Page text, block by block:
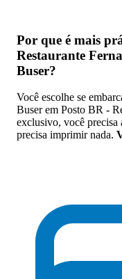
Por que é mais
Restaurante
Buser?
Você escolhe se
Buser em Posto BR -
exclusivo, você precisa
precisa imprimir nada.